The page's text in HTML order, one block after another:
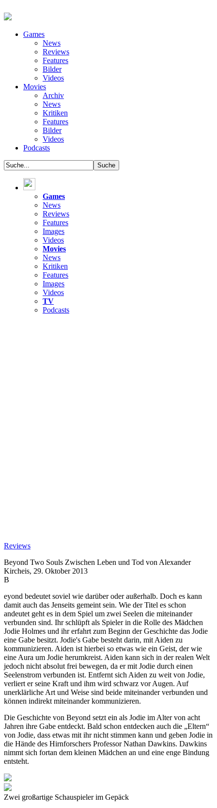
Games
News
Reviews
Features
Bilder
Videos
Movies
Archiv
News
Kritiken
Features
Bilder
Videos
Podcasts
Games
News
Reviews
Features
Images
Videos
Movies
News
Kritiken
Features
Images
Videos
TV
Podcasts
Reviews
Beyond Two Souls Zwischen Leben und Tod von Alexander
Kircheis, 29. Oktober 2013
B
eyond bedeutet soviel wie darüber oder außerhalb. Doch es kann
damit auch das Jenseits gemeint sein. Wie der Titel es schon
andeutet geht es in dem Spiel um zwei Seelen die miteinander
verbunden sind. Ihr schlüpft als Spieler in die Rolle des Mädchen
Jodie Holmes und ihr erfahrt zum Beginn der Geschichte das Jodie
eine Gabe besitzt. Jodie's Gabe besteht darin, mit Aiden zu
kommunizieren. Aiden ist hierbei so etwas wie ein Geist, der wie
eine Aura um Jodie herumkreist. Aiden kann sich in der realen Welt
jedoch nicht absolut frei bewegen, da er mit Jodie durch einen
Seelenstrom verbunden ist. Entfernt sich Aiden zu weit von Jodie,
verliert er seine Kraft und ihm wird schwarz vor Augen. Auf
unerklärliche Art und Weise sind beide miteinander verbunden und
können indirekt miteinander kommunizieren.
Die Geschichte von Beyond setzt ein als Jodie im Alter von acht
Jahren ihre Gabe entdeckt. Bald schon entdecken auch die „Eltern“
von Jodie, dass etwas mit ihr nicht stimmen kann und geben Jodie in
die Hände des Hirnforschers Professor Nathan Dawkins. Dawkins
nimmt sich fortan dem kleinen Mädchen an und eine enge Bindung
entsteht.
Zwei großartige Schauspieler im Gepäck